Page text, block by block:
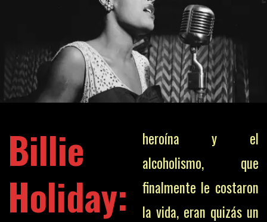
Billie
Holiday:
heroína y el
alcoholismo, que
finalmente le costaron
la vida, eran quizás un